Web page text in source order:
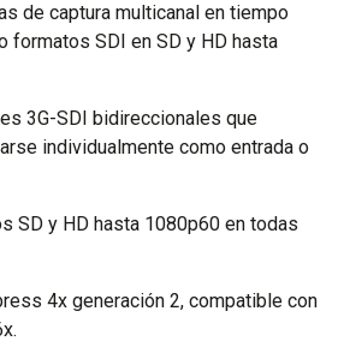
de captura multicanal en tiempo
formatos SDI en SD y HD hasta
3G-SDI bidireccionales que
individualmente como entrada o
SD y HD hasta 1080p60 en todas
4x generación 2, compatible con